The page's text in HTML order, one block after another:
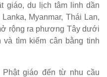
giáo, du lịch tâm linh dần
Myanmar, Thái Lan,
rộng ra phương Tây dưới
tìm kiếm cân bằng tinh
giáo đến từ nhu cầu